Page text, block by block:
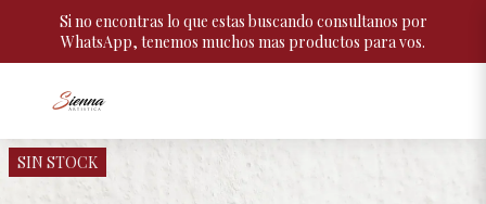
Si no encontras lo que estas buscando consultanos por
WhatsApp, tenemos muchos mas productos para vos.
SIN STOCK